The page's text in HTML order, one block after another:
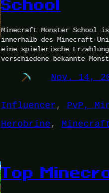
School
Minecraft Monster School
innerhalb des Minecraft-
eine spielerische
verschiedene bekannte
Nov. 14,
Influencer , PvP,
Herobrine ,
Top